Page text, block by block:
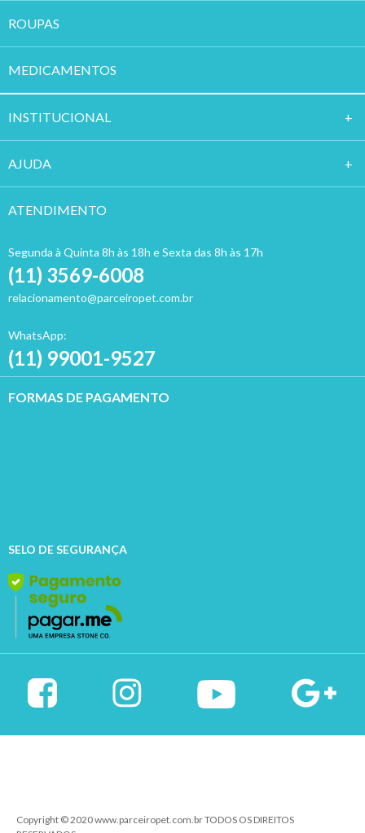
ROUPAS
MEDICAMENTOS
INSTITUCIONAL
AJUDA
ATENDIMENTO
Segunda à Quinta 8h às 18h e Sexta das 8h às 17h
(11) 3569-6008
relacionamento@parceiropet.com.br
WhatsApp:
(11) 99001-9527
FORMAS DE PAGAMENTO
SELO DE SEGURANÇA
Copyright © 2020 www.parceiropet.com.br TODOS OS DIREITOS